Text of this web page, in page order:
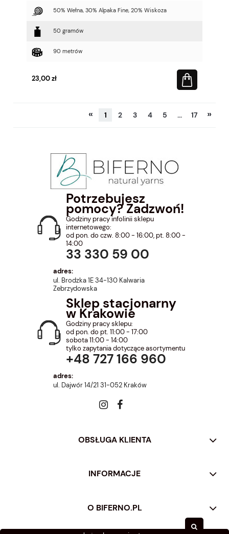
50% Wełna, 30% Alpaka Fine, 20% Wiskoza
50 gramów
90 metrów
23,00 zł
« 1 2 3 4 5 ... 17 »
Potrzebujesz
pomocy? Zadzwoń!
Godziny pracy infolinii sklepu
internetowego:
od pon. do czw. 8:00 - 16:00, pt. 8:00 -
14:00
33 330 59 00
adres:
ul. Brodzka 1E 34-130 Kalwaria
Zebrzydowska
Sklep stacjonarny
w Krakowie
Godziny pracy sklepu:
od pon. do pt. 11:00 - 17:00
sobota 11:00 - 14:00
tylko zapytania dotyczące asortymentu
+48 727 166 960
adres:
ul. Dajwór 14/21 31-052 Kraków
OBSŁUGA KLIENTA
INFORMACJE
O BIFERNO.PL